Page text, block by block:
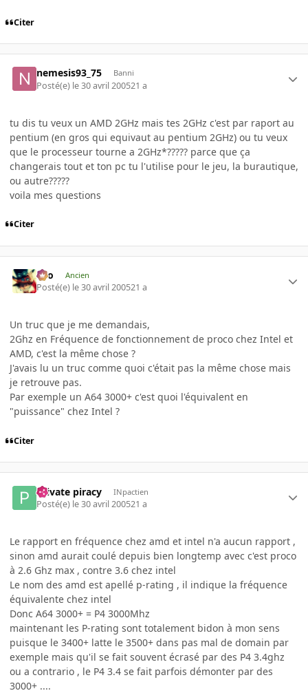
Citer
nemesis93_75 Banni
Posté(e) le 30 avril 200521 a
tu dis tu veux un AMD 2GHz mais tes 2GHz c'est par raport au
pentium (en gros qui equivaut au pentium 2GHz) ou tu veux
que le processeur tourne a 2GHz*????? parce que ça
changerais tout et ton pc tu l'utilise pour le jeu, la burautique,
ou autre?????
voila mes questions
Citer
eYo Ancien
Posté(e) le 30 avril 200521 a
Un truc que je me demandais,
2Ghz en Fréquence de fonctionnement de proco chez Intel et
AMD, c'est la même chose ?
J'avais lu un truc comme quoi c'était pas la même chose mais
je retrouve pas.
Par exemple un A64 3000+ c'est quoi l'équivalent en
"puissance" chez Intel ?
Citer
Private piracy INpactien
Posté(e) le 30 avril 200521 a
Le rapport en fréquence chez amd et intel n'a aucun rapport ,
sinon amd aurait coulé depuis bien longtemp avec c'est proco
à 2.6 Ghz max , contre 3.6 chez intel
Le nom des amd est apellé p-rating , il indique la fréquence
équivalente chez intel
Donc A64 3000+ = P4 3000Mhz
maintenant les P-rating sont totalement bidon à mon sens
puisque le 3400+ latte le 3500+ dans pas mal de domain par
exemple mais qu'il se fait souvent écrasé par des P4 3.4ghz
ou a contrario , le P4 3.4 se fait parfois démonter par des
3000+ ....